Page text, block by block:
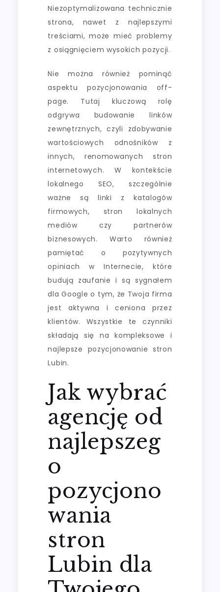
Niezoptymalizowana technicznie
strona, nawet z najlepszymi
treściami, może mieć problemy
z osiągnięciem wysokich pozycji.
Nie można również pominąć
aspektu pozycjonowania off-
page. Tutaj kluczową rolę
odgrywa budowanie linków
zewnętrznych, czyli zdobywanie
wartościowych odnośników z
innych, renomowanych stron
internetowych. W kontekście
lokalnego SEO, szczególnie
ważne są linki z katalogów
firmowych, stron lokalnych
mediów czy partnerów
biznesowych. Warto również
pamiętać o pozytywnych
opiniach w Internecie, które
budują zaufanie i są sygnałem
dla Google o tym, że Twoja firma
jest aktywna i ceniona przez
klientów. Wszystkie te czynniki
składają się na kompleksowe i
najlepsze pozycjonowanie stron
Lubin.
Jak wybrać
agencję od
najlepszeg
o
pozycjono
wania
stron
Lubin dla